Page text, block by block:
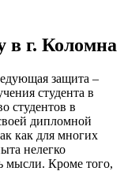
в г. Коломна
защита –
студента в
студентов в
дипломной
как для многих
нелегко
мысли. Кроме того,